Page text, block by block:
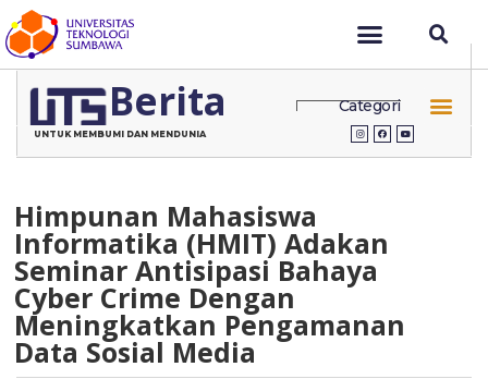
Berita
UNTUK MEMBUMI DAN MENDUNIA
Himpunan Mahasiswa
Informatika (HMIT) Adakan
Seminar Antisipasi Bahaya
Cyber Crime Dengan
Meningkatkan Pengamanan
Data Sosial Media